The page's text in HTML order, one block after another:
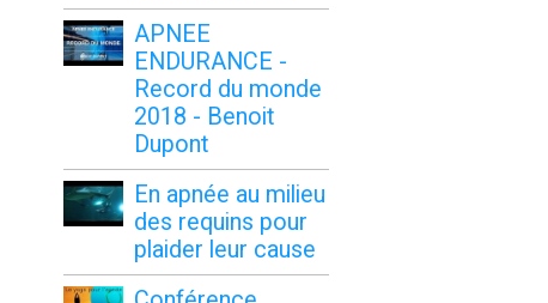
APNEE
ENDURANCE -
Record du monde
2018 - Benoit
Dupont
En apnée au milieu
des requins pour
plaider leur cause